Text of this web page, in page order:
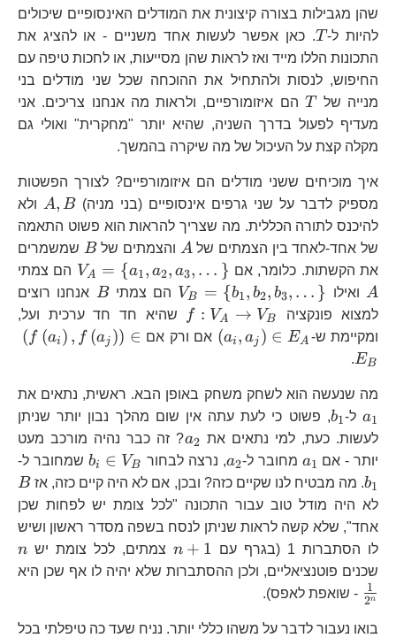
שהן מגבילות בצורה קיצונית את המודלים האינסופיים שיכולים
להיות ל-
T T. כאן אפשר לעשות אחד משניים - או להציג את
התכונות הללו מייד ואז לראות שהן מסייעות, או לחכות טיפה עם
החיפוש, לנסות ולהתחיל את ההוכחה שכל שני מודלים בני
מנייה של
T T הם איזומורפיים, ולראות מה אנחנו צריכים. אני
מעדיף לפעול בדרך השניה, שהיא יותר "מחקרית" ואולי גם
מקלה קצת על העיכול של מה שיקרה בהמשך.
איך מוכיחים ששני מודלים הם איזומורפיים? לצורך הפשטות
מספיק לדבר על שני גרפים אינסופיים (בני מניה)
A,B
A, B
ולא
להיכנס לתורה הכללית. מה שצריך להראות הוא פשוט התאמה
של אחד-לאחד בין הצמתים של
A
A והצמתים של B
B שמשמרים
את הקשתות. כלומר, אם
VA = {a1, a2, a3, … } הם צמתי
A ואילו V_{B}=\left\{
VB = {b1, b2, b3, … } הם צמתי B
B אנחנו רוצים
למצוא פונקציהf:V_{A}\to
V_{B}
f : VA → VB
שהיא חד חד ערכית ועל,
ומקיימת ש-
\left(a_{i},a_{j}\right)\in
(ai , aj ) ∈ EA אם ורק אם ( f (ai ) , f (aj )) ∈
EB
.
מה שנעשה הוא לשחק משחק באופן הבא. ראשית, נתאים את
a1 ל- b_{1} b1 , פשוט כי לעת עתה אין שום מהלך נבון יותר שניתן
לעשות. כעת, למי נתאים את
a_{2}
a2
? זה כבר נהיה מורכב מעט
יותר - אם
a_{1} a1 מחובר ל- a_{2} a2 , נרצה לבחור
b_{i}\in
V_{B}
bi ∈ VB שמחובר ל-
b1 . מה מבטיח לנו שקיים כזה? ובכן, אם לא היה קיים כזה, אזB
לא היה מודל טוב עבור התכונה "לכל צומת יש לפחות שכן
אחד", שלא קשה לראות שניתן לנסח בשפה מסדר ראשון ושיש
לו הסתברות 1 (בגרף עם
n+1
n + 1 צמתים, לכל צומת יש n
שכנים פוטנציאליים, ולכן ההסתברות שלא יהיה לו אף שכן היא
2n
1 - שואפת לאפס).
בואו נעבור לדבר על משהו כללי יותר. נניח שעד כה טיפלתי בכל